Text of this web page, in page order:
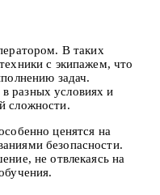
В таких
с экипажем, что
задач.
разных условиях и
сложности.
ценятся на
безопасности.
не отвлекаясь на